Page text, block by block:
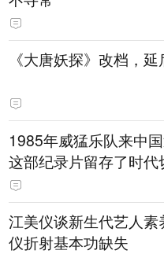
《大唐妖探》改档，
1985年威猛乐队来中
这部纪录片留存了时代
江美仪谈新生代艺人
仪折射基本功缺失